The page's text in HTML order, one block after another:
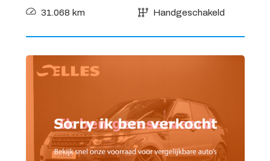
31.068 km Handgeschakeld